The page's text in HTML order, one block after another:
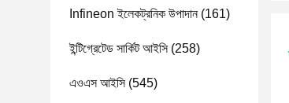
Infineon ইলেকট্রনিক উপাদান(161)
ইন্টিগ্রেটেড সার্কিট আইসি(258)
এওএস আইসি(545)